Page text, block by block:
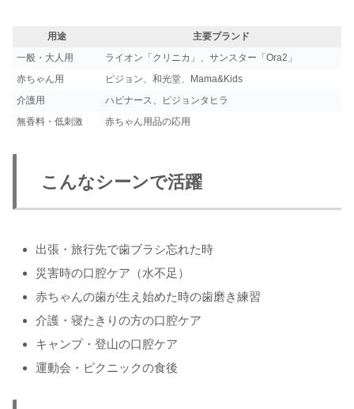
用途
主要ブランド
一般・大人用
ライオン「クリニカ」、サンスター「Ora2」
赤ちゃん用
ピジョン、和光堂、Mama&Kids
介護用
ハビナース、ピジョンタヒラ
無香料・低刺激
赤ちゃん用品の応用
こんなシーンで活躍
出張・旅行先で歯ブラシ忘れた時
災害時の口腔ケア（水不足）
赤ちゃんの歯が生え始めた時の歯磨き練習
介護・寝たきりの方の口腔ケア
キャンプ・登山の口腔ケア
運動会・ピクニックの食後